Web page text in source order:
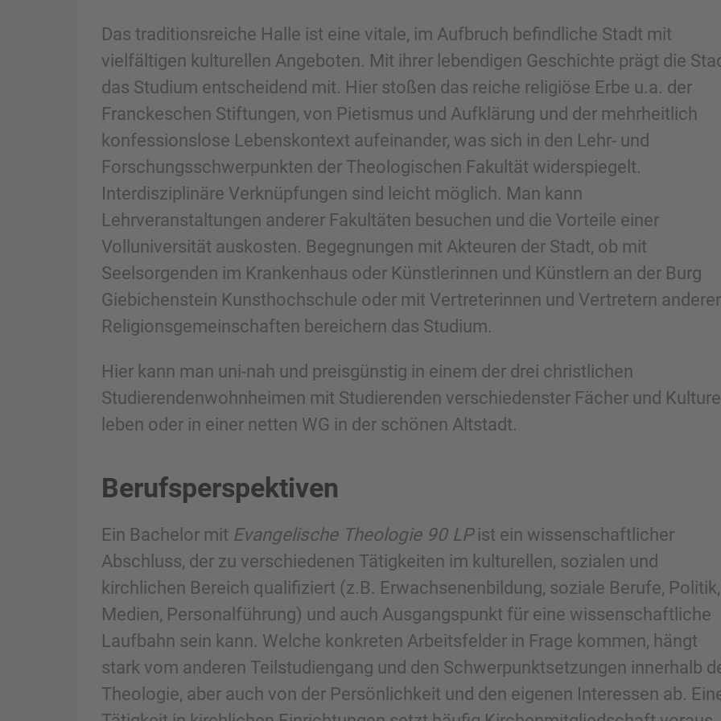
Das traditionsreiche Halle ist eine vitale, im Aufbruch befindliche Stadt mit
vielfältigen kulturellen Angeboten. Mit ihrer lebendigen Geschichte prägt die
das Studium entscheidend mit. Hier stoßen das reiche religiöse Erbe u.a. der
Franckeschen Stiftungen, von Pietismus und Aufklärung und der mehrheitlich
konfessionslose Lebenskontext aufeinander, was sich in den Lehr- und
Forschungsschwerpunkten der Theologischen Fakultät widerspiegelt.
Interdisziplinäre Verknüpfungen sind leicht möglich. Man kann
Lehrveranstaltungen anderer Fakultäten besuchen und die Vorteile einer
Volluniversität auskosten. Begegnungen mit Akteuren der Stadt, ob mit
Seelsorgenden im Krankenhaus oder Künstlerinnen und Künstlern an der Burg
Giebichenstein Kunsthochschule oder mit Vertreterinnen und Vertretern anderer
Religionsgemeinschaften bereichern das Studium.
Hier kann man uni-nah und preisgünstig in einem der drei christlichen
Studierendenwohnheimen mit Studierenden verschiedenster Fächer und
leben oder in einer netten WG in der schönen Altstadt.
Berufsperspektiven
Ein Bachelor mit Evangelische Theologie 90 LPist ein wissenschaftlicher
Abschluss, der zu verschiedenen Tätigkeiten im kulturellen, sozialen und
kirchlichen Bereich qualifiziert (z.B. Erwachsenenbildung, soziale Berufe, Politik,
Medien, Personalführung) und auch Ausgangspunkt für eine wissenschaftliche
Laufbahn sein kann. Welche konkreten Arbeitsfelder in Frage kommen, hängt
stark vom anderen Teilstudiengang und den Schwerpunktsetzungen innerhalb
Theologie, aber auch von der Persönlichkeit und den eigenen Interessen ab.